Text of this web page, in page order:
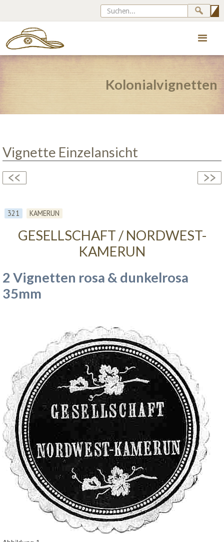
Kolonialvignetten
Vignette Einzelansicht
321 KAMERUN
GESELLSCHAFT / NORDWEST-
KAMERUN
2 Vignetten rosa & dunkelrosa
35mm